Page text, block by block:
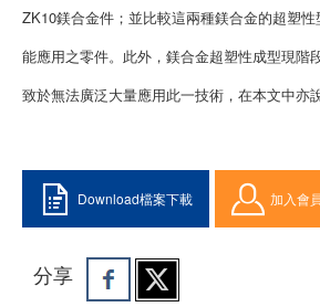
ZK10鎂合金件；並比較這兩種鎂合金的超塑
能應用之零件。此外，鎂合金超塑性成型現階
致於無法廣泛大量應用此一技術，在本文中亦
Download檔案下載 加入會
分享